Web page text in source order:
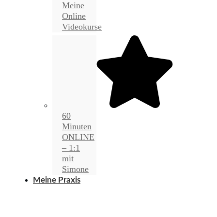
Meine
Online
Videokurse
60
Minuten
ONLINE
– 1:1
mit
Simone
Meine Praxis